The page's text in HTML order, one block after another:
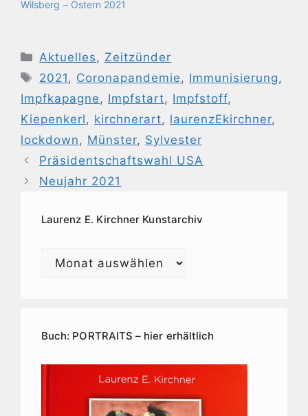
Wilsberg – Ostern 2021
Kategorien
Aktuelles , Zeitzünder
Schlagwörter
2021 , Coronapandemie , Immunisierung ,
Impfkapagne , Impfstart, Impfstoff,
Kiepenkerl , kirchnerart, laurenzEkirchner,
lockdown , Münster, Sylvester
Präsidentschaftswahl USA
Neujahr 2021
Laurenz E. Kirchner Kunstarchiv
Laurenz
Buch: PORTRAITS – hier erhältlich